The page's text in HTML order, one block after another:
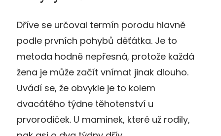
Dříve se určoval termín porodu hlavně
podle prvních pohybů děťátka. Je to
metoda hodně nepřesná, protože každá
žena je může začít vnímat jinak dlouho.
Uvádí se, že obvykle je to kolem
dvacátého týdne těhotenství u
prvorodiček. U maminek, které už rodily,